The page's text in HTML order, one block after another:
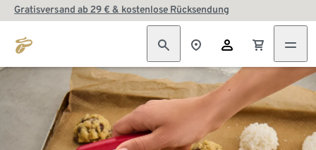
Gratisversand ab 29 € & kostenlose Rücksendung